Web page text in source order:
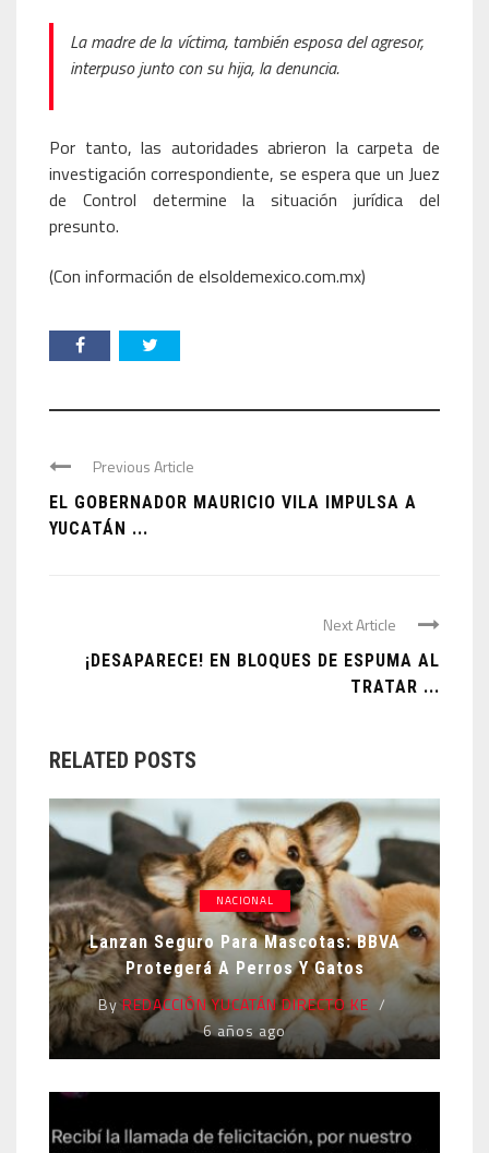
La madre de la víctima, también esposa del agresor,
interpuso junto con su hija, la denuncia.
Por tanto, las autoridades abrieron la carpeta de
investigación correspondiente, se espera que un Juez
de Control determine la situación jurídica del
presunto.
(Con información de elsoldemexico.com.mx)
Previous Article
EL GOBERNADOR MAURICIO VILA IMPULSA A
YUCATÁN ...
Next Article
¡DESAPARECE! EN BLOQUES DE ESPUMA AL
TRATAR ...
RELATED POSTS
NACIONAL
Lanzan Seguro Para Mascotas: BBVA
Protegerá A Perros Y Gatos
ByREDACCIÓN YUCATÁN DIRECTO KE
6 años ago